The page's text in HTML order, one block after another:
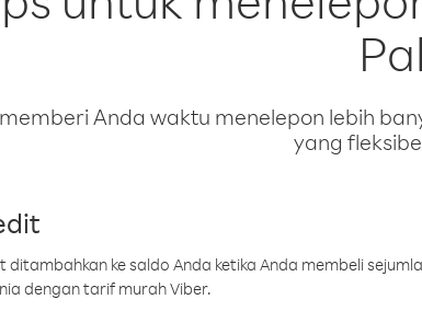
Anda waktu menelepon lebih
yang
ditambahkan ke saldo Anda ketika Anda membeli
dengan tarif murah Viber.